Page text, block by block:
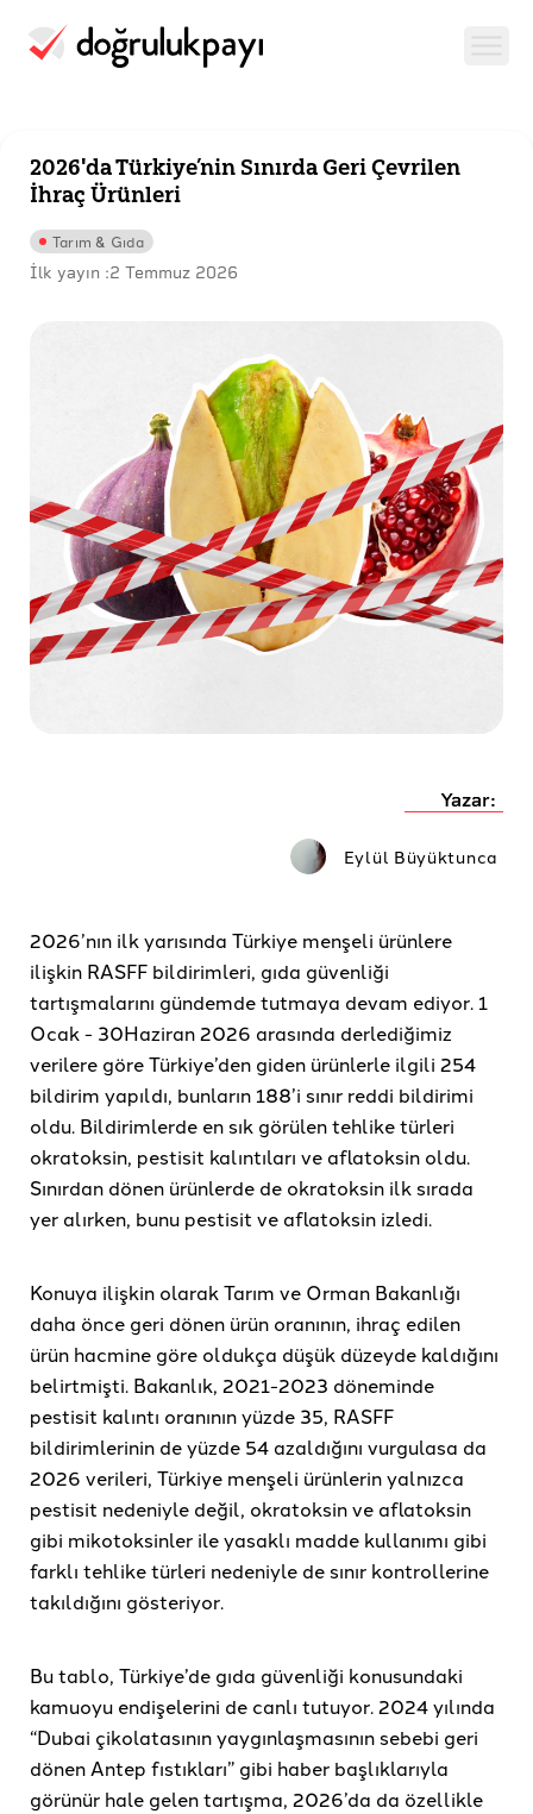
2026'da Türkiye’nin Sınırda Geri Çevrilen
İhraç Ürünleri
Tarım & Gıda
İlk yayın :2 Temmuz 2026
Yazar:
Eylül Büyüktunca
2026’nın ilk yarısında Türkiye menşeli ürünlere
ilişkin RASFF bildirimleri, gıda güvenliği
tartışmalarını gündemde tutmaya devam ediyor. 1
Ocak - 30Haziran 2026 arasında derlediğimiz
verilere göre Türkiye’den giden ürünlerle ilgili 254
bildirim yapıldı, bunların 188’i sınır reddi bildirimi
oldu. Bildirimlerde en sık görülen tehlike türleri
okratoksin, pestisit kalıntıları ve aflatoksin oldu.
Sınırdan dönen ürünlerde de okratoksin ilk sırada
yer alırken, bunu pestisit ve aflatoksin izledi.
Konuya ilişkin olarak Tarım ve Orman Bakanlığı
daha önce geri dönen ürün oranının, ihraç edilen
ürün hacmine göre oldukça düşük düzeyde kaldığını
belirtmişti. Bakanlık, 2021-2023 döneminde
pestisit kalıntı oranının yüzde 35, RASFF
bildirimlerinin de yüzde 54 azaldığını vurgulasa da
2026 verileri, Türkiye menşeli ürünlerin yalnızca
pestisit nedeniyle değil, okratoksin ve aflatoksin
gibi mikotoksinler ile yasaklı madde kullanımı gibi
farklı tehlike türleri nedeniyle de sınır kontrollerine
takıldığını gösteriyor.
Bu tablo, Türkiye’de gıda güvenliği konusundaki
kamuoyu endişelerini de canlı tutuyor. 2024 yılında
“Dubai çikolatasının yaygınlaşmasının sebebi geri
dönen Antep fıstıkları” gibi haber başlıklarıyla
görünür hale gelen tartışma, 2026’da da özellikle